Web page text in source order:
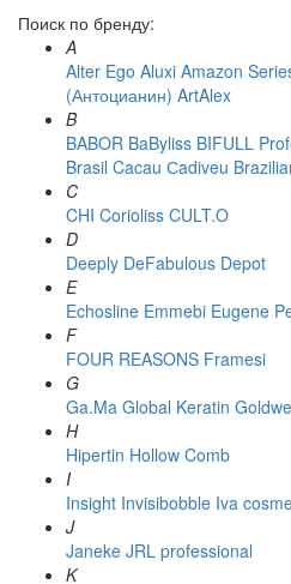
Поиск по бренду:
A
Alter Ego Aluxi Amazon
(Антоцианин) ArtAlex
B
BABOR BaByliss BIFULL
Brasil Cacau Сadiveu
C
CHI Corioliss CULT.O
D
Deeply DeFabulous Depot
E
Echosline Emmebi Eugene
F
FOUR REASONS Framesi
G
Ga.Ma Global Keratin
H
Hipertin Hollow Comb
I
Insight Invisibobble Iva
J
Janeke JRL professional
K